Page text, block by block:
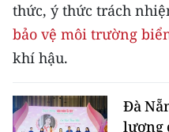
CHƯƠNG TRÌNH OCOP -
MỘT SẢN PHẨM
MEDIA CENTER
thức, ý thức trách
bảo vệ môi trường
khí hậu.
Đà
lượng